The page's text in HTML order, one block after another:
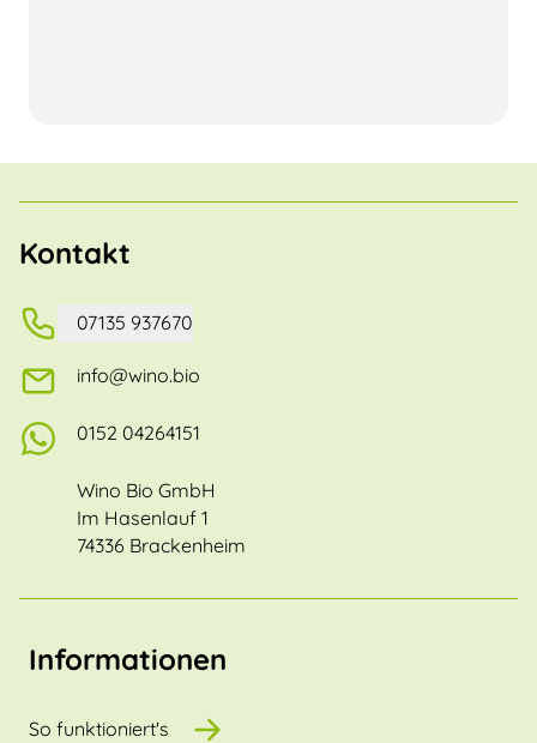
Kontakt
07135 937670
info@wino.bio
0152 04264151
Wino Bio GmbH
Im Hasenlauf 1
74336 Brackenheim
Informationen
So funktioniert's